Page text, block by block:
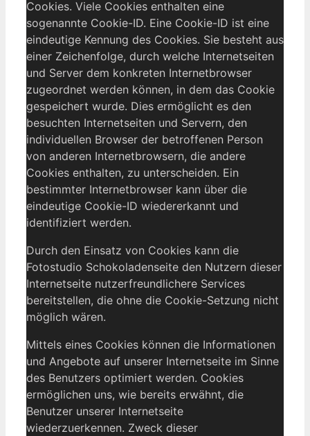
Cookies. Viele Cookies enthalten eine
sogenannte Cookie-ID. Eine Cookie-ID ist eine
eindeutige Kennung des Cookies. Sie besteht aus
einer Zeichenfolge, durch welche Internetseiten
und Server dem konkreten Internetbrowser
zugeordnet werden können, in dem das Cookie
gespeichert wurde. Dies ermöglicht es den
besuchten Internetseiten und Servern, den
individuellen Browser der betroffenen Person
von anderen Internetbrowsern, die andere
Cookies enthalten, zu unterscheiden. Ein
bestimmter Internetbrowser kann über die
eindeutige Cookie-ID wiedererkannt und
identifiziert werden.
Durch den Einsatz von Cookies kann die
Fotostudio Schokoladenseite den Nutzern dieser
Internetseite nutzerfreundlichere Services
bereitstellen, die ohne die Cookie-Setzung nicht
möglich wären.
Mittels eines Cookies können die Informationen
und Angebote auf unserer Internetseite im Sinne
des Benutzers optimiert werden. Cookies
ermöglichen uns, wie bereits erwähnt, die
Benutzer unserer Internetseite
wiederzuerkennen. Zweck dieser